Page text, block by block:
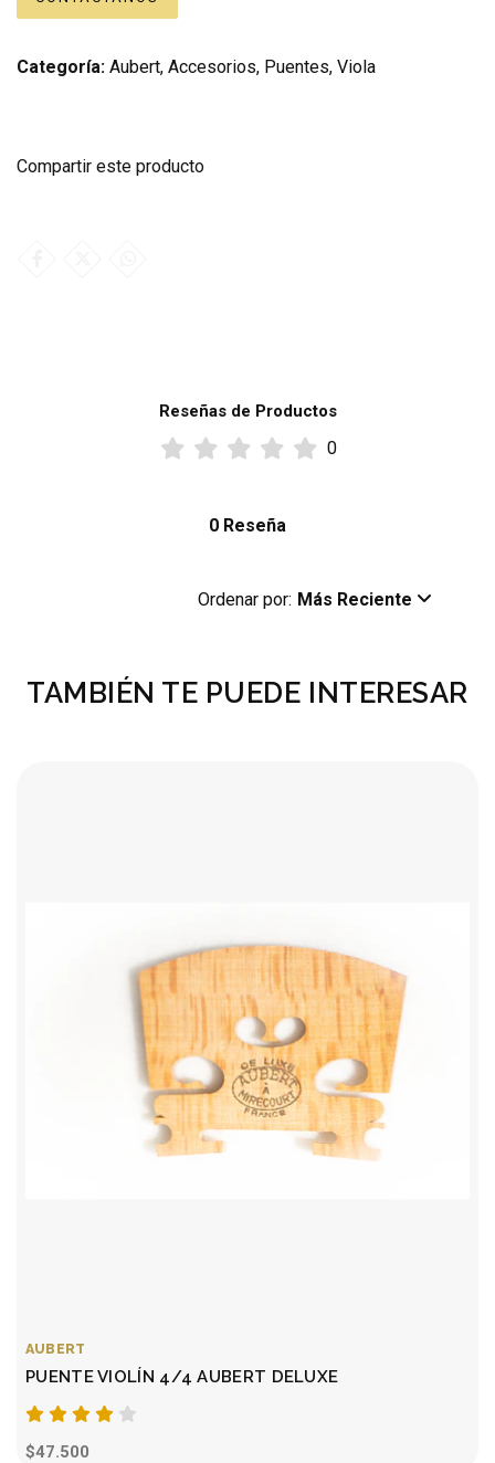
Categoría: Aubert, Accesorios, Puentes, Viola
Compartir este producto
Reseñas de Productos
0
0 Reseña
Ordenar por: Más Reciente
TAMBIÉN TE PUEDE INTERESAR
AUBERT
PUENTE VIOLÍN 4/4 AUBERT DELUXE
$47.500